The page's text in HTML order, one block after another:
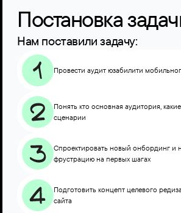
Постановка
Нам поставили задачу:
Провести аудит юзабилити
Понять кто основная аудитория,
сценарии
Спроектировать новый онбординг и
фрустрацию на первых шагах
Подготовить концепт целевого
сайта